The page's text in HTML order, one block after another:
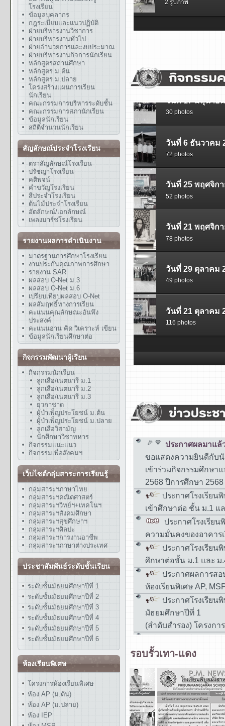
โรงเรียน
ข้อมูลบุคลากร
กฎระเบียบและแนวปฏิบัติ
ฝ่ายบริหารงานวิชาการ
ฝ่ายบริหารงานทั่วไป
ฝ่ายอำนวยการและงบประมาณ
ฝ่ายบริหารงานกิจการนักเรียน
หลักสูตรสถานศึกษา
หลักสูตร ม.ต้น
หลักสูตร ม.ปลาย
โครงสร้างแผนการเรียน
นักเรียน
คณะกรรมการบริหารระดับชั้น
คณะกรรมการสภานักเรียน
ข้อมูลนักเรียน
สถิติจำนวนนักเรียน
สัญลักษณ์ประจำโรงเรียน
ตราสัญลักษณ์โรงเรียน
ปรัชญาโรงเรียน
คติพจน์
คำขวัญโรงเรียน
สีประจำโรงเรียน
ต้นไม้ประจำโรงเรียน
อัตลักษณ์/เอกลักษณ์
เพลงมาร์ชโรงเรียน
รายงานผลการดำเนินงาน
มาตรฐานการศึกษาโรงเรียน
งานประกันคุณภาพการศึกษา
รายงาน SAR
ผลสอบ O-Net ม.3
ผลสอบ O-Net ม.6
เปรียบเทียบผลสอบ O-Net
ผลสัมฤทธิ์ทางการเรียน
คะแนนคุณลักษณะอันพึง
ประสงค์
คะแนนอ่าน คิด วิเคราะห์ เขียน
ข้อมูลนักเรียนศึกษาต่อ
กิจกรรมพัฒนาผู้เรียน
กิจกรรมนักเรียน
ลูกเสือ/เนตนารี ม.1
ลูกเสือ/เนตนารี ม.2
ลูกเสือ/เนตนารี ม.3
ยุวกาชาด
ผู้บำเพ็ญประโยชน์ ม.ต้น
ผู้บำเพ็ญประโยชน์ ม.ปลาย
ลูกเสือวิสามัญ
นักศึกษาวิชาทหาร
กิจกรรมแนะแนว
กิจกรรมเพื่อสังคมฯ
เว็บไซต์กลุ่มสาระการเรียนรู้
กลุ่มสาระฯภาษาไทย
กลุ่มสาระฯคณิตศาสตร์
กลุ่มสาระฯวิทย์ฯ+เทคโนฯ
กลุ่มสาระฯสังคมศึกษา
กลุ่มสาระฯสุขศึกษาฯ
กลุ่มสาระฯศิลปะ
กลุ่มสาระฯการงานอาชีพ
กลุ่มสาระฯภาษาต่างประเทศ
ประชาสัมพันธ์ระดับชั้นเรียน
ระดับชั้นมัธยมศึกษาปีที่ 1
ระดับชั้นมัธยมศึกษาปีที่ 2
ระดับชั้นมัธยมศึกษาปีที่ 3
ระดับชั้นมัธยมศึกษาปีที่ 4
ระดับชั้นมัธยมศึกษาปีที่ 5
ระดับชั้นมัธยมศึกษาปีที่ 6
ห้องเรียนพิเศษ
โครงการห้องเรียนพิเศษ
ห้อง AP (ม.ต้น)
ห้อง AP (ม.ปลาย)
ห้อง IEP
รอบรั้วเทา-แดง